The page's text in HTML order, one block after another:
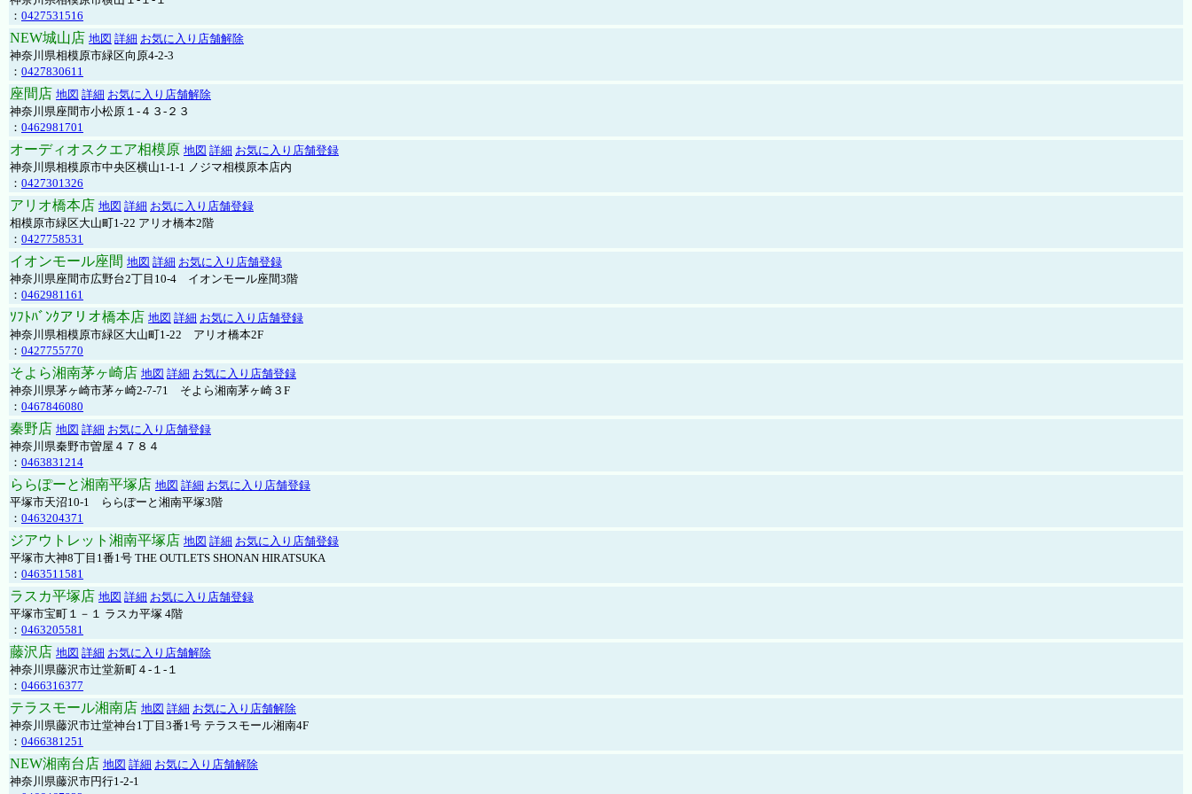
： 0427531516
NEW城山店 地図 詳細 お気に入り店舗解除
神奈川県相模原市緑区向原4-2-3
： 0427830611
座間店 地図 詳細 お気に入り店舗解除
神奈川県座間市小松原１-４３-２３
： 0462981701
オーディオスクエア相模原 地図 詳細 お気に入り店舗登録
神奈川県相模原市中央区横山1-1-1 ノジマ相模原本店内
： 0427301326
アリオ橋本店 地図 詳細 お気に入り店舗登録
相模原市緑区大山町1-22 アリオ橋本2階
： 0427758531
イオンモール座間 地図 詳細 お気に入り店舗登録
神奈川県座間市広野台2丁目10-4 イオンモール座間3階
： 0462981161
ｿﾌﾄﾊﾞﾝｸアリオ橋本店 地図 詳細 お気に入り店舗登録
神奈川県相模原市緑区大山町1-22 アリオ橋本2F
： 0427755770
そよら湘南茅ヶ崎店 地図 詳細 お気に入り店舗登録
神奈川県茅ヶ崎市茅ヶ崎2‐7‐71 そよら湘南茅ヶ崎３F
： 0467846080
秦野店 地図 詳細 お気に入り店舗登録
神奈川県秦野市曽屋４７８４
： 0463831214
ららぽーと湘南平塚店 地図 詳細 お気に入り店舗登録
平塚市天沼10-1 ららぽーと湘南平塚3階
： 0463204371
ジアウトレット湘南平塚店 地図 詳細 お気に入り店舗登録
平塚市大神8丁目1番1号 THE OUTLETS SHONAN HIRATSUKA
： 0463511581
ラスカ平塚店 地図 詳細 お気に入り店舗登録
平塚市宝町１－１ ラスカ平塚 4階
： 0463205581
藤沢店 地図 詳細 お気に入り店舗解除
神奈川県藤沢市辻堂新町４-１-１
： 0466316377
テラスモール湘南店 地図 詳細 お気に入り店舗解除
神奈川県藤沢市辻堂神台1丁目3番1号 テラスモール湘南4F
： 0466381251
NEW湘南台店 地図 詳細 お気に入り店舗解除
神奈川県藤沢市円行1-2-1